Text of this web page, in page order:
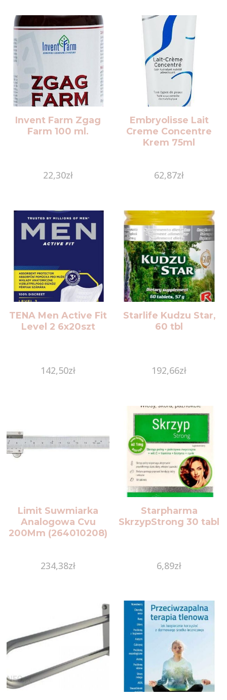
Invent Farm Zgag
Farm 100 ml.
22,30zł
Embryolisse Lait
Creme Concentre
Krem 75ml
62,87zł
TENA Men Active Fit
Level 2 6x20szt
142,50zł
Starlife Kudzu Star,
60 tbl
192,66zł
Limit Suwmiarka
Analogowa Cvu
200Mm (264010208)
234,38zł
Starpharma
SkrzypStrong 30 tabl
6,89zł